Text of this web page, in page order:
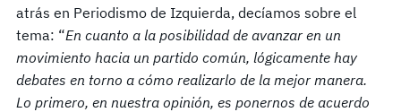
atrás en Periodismo de Izquierda, decíamos sobre el
tema: “En cuanto a la posibilidad de avanzar en un
movimiento hacia un partido común, lógicamente hay
debates en torno a cómo realizarlo de la mejor manera.
Lo primero, en nuestra opinión, es ponernos de acuerdo